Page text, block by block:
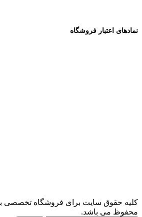
نمادهای اعتبار فروشگاه
کلیه حقوق سایت برای فروشگاه تخصصی
محفوظ می باشد.